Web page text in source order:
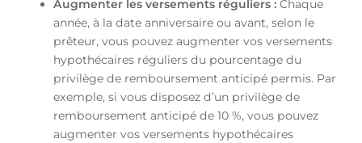
Augmenter les versements réguliers :Chaque
année, à la date anniversaire ou avant, selon le
prêteur, vous pouvez augmenter vos versements
hypothécaires réguliers du pourcentage du
privilège de remboursement anticipé permis. Par
exemple, si vous disposez d’un privilège de
remboursement anticipé de 10 %, vous pouvez
augmenter vos versements hypothécaires